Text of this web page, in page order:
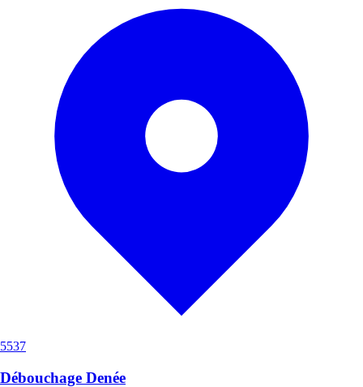
5537
Débouchage Denée